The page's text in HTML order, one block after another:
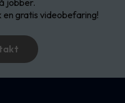
jobber.
en gratis videobefaring!